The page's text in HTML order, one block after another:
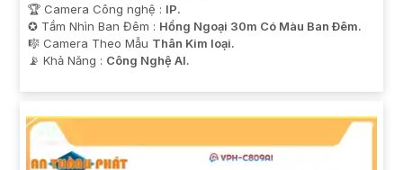
🏆 Camera Công nghệ : IP.
✪ Tầm Nhìn Ban Đêm : Hồng Ngoại 30m Có Màu Ban Ðêm.
🎼️ Camera Theo Mẫu Thân Kim loại.
️📡 Khả Năng : Công Nghệ AI.